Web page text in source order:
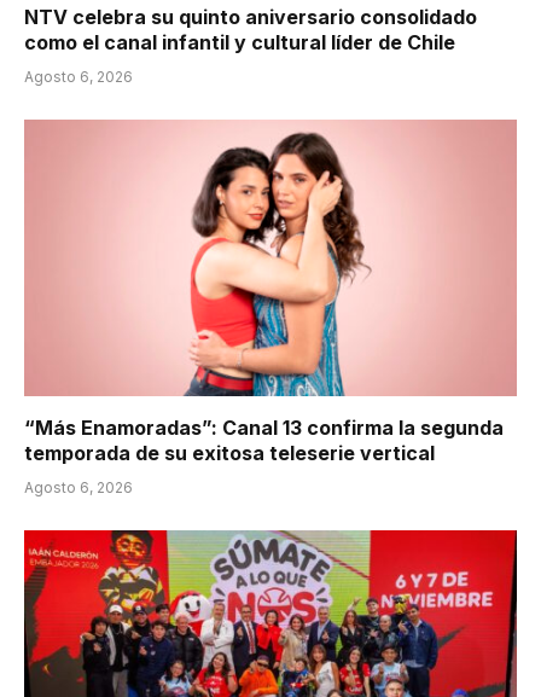
NTV celebra su quinto aniversario consolidado
como el canal infantil y cultural líder de Chile
Agosto 6, 2026
“Más Enamoradas”: Canal 13 confirma la segunda
temporada de su exitosa teleserie vertical
Agosto 6, 2026